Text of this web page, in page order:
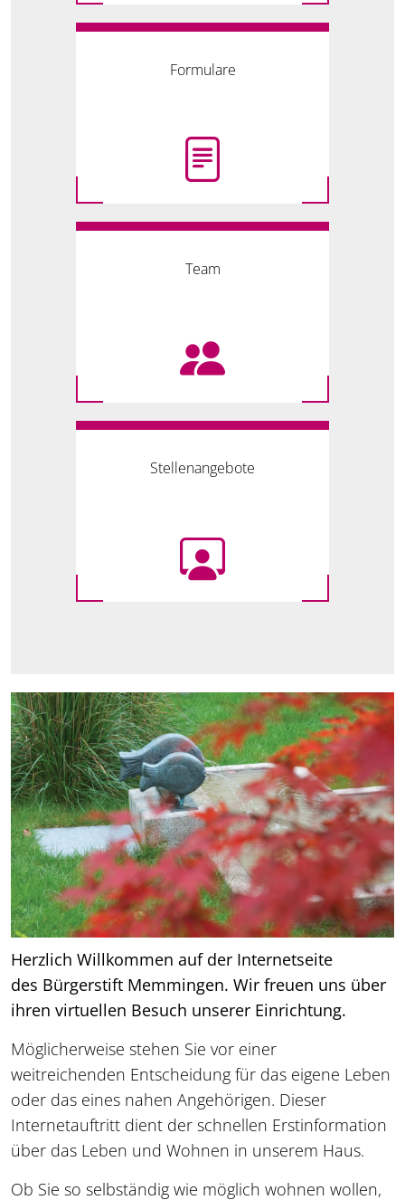
Formulare
Team
Stellenangebote
Herzlich Willkommen auf der Internetseite
des Bürgerstift Memmingen. Wir freuen uns über
ihren virtuellen Besuch unserer Einrichtung.
Möglicherweise stehen Sie vor einer
weitreichenden Entscheidung für das eigene Leben
oder das eines nahen Angehörigen. Dieser
Internetauftritt dient der schnellen Erstinformation
über das Leben und Wohnen in unserem Haus.
Ob Sie so selbständig wie möglich wohnen wollen,